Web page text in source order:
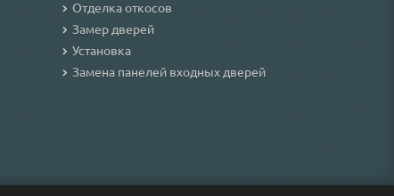
Отделка откосов
Замер дверей
Установка
Замена панелей входных дверей